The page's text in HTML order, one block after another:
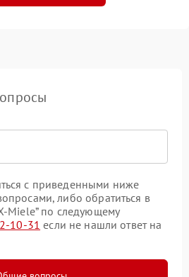
с приведенными ниже
либо обратиться в
Miele” по следующему
10-31 если не нашли ответ на